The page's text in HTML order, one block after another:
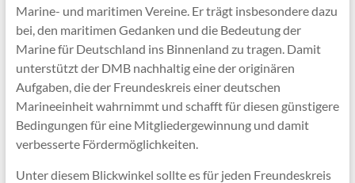
Marine- und maritimen Vereine. Er trägt insbesondere dazu
bei, den maritimen Gedanken und die Bedeutung der
Marine für Deutschland ins Binnenland zu tragen. Damit
unterstützt der DMB nachhaltig eine der originären
Aufgaben, die der Freundeskreis einer deutschen
Marineeinheit wahrnimmt und schafft für diesen günstigere
Bedingungen für eine Mitgliedergewinnung und damit
verbesserte Fördermöglichkeiten.
Unter diesem Blickwinkel sollte es für jeden Freundeskreis